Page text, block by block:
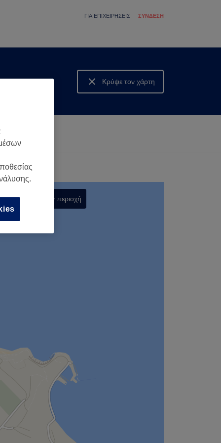
ΓΙΑ ΕΠΙΧΕΙΡΉΣΕΙΣ ΣΎΝΔΕΣΗ
Κρύψε τον χάρτη
Δες τον χάρτη
Αναζήτηση στην περιοχή
μέσων